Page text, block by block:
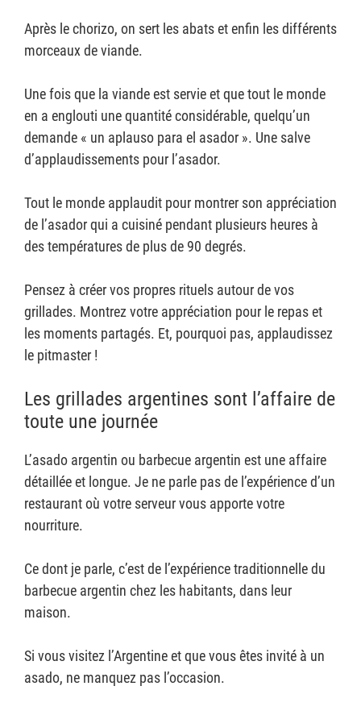
Après le chorizo, on sert les abats et enfin les différents
morceaux de viande.
Une fois que la viande est servie et que tout le monde
en a englouti une quantité considérable, quelqu’un
demande « un aplauso para el asador ». Une salve
d’applaudissements pour l’asador.
Tout le monde applaudit pour montrer son appréciation
de l’asador qui a cuisiné pendant plusieurs heures à
des températures de plus de 90 degrés.
Pensez à créer vos propres rituels autour de vos
grillades. Montrez votre appréciation pour le repas et
les moments partagés. Et, pourquoi pas, applaudissez
le pitmaster !
Les grillades argentines sont l’affaire de
toute une journée
L’asado argentin ou barbecue argentin est une affaire
détaillée et longue. Je ne parle pas de l’expérience d’un
restaurant où votre serveur vous apporte votre
nourriture.
Ce dont je parle, c’est de l’expérience traditionnelle du
barbecue argentin chez les habitants, dans leur
maison.
Si vous visitez l’Argentine et que vous êtes invité à un
asado, ne manquez pas l’occasion.